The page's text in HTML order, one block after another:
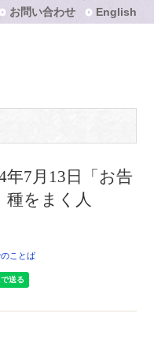
お問い合わせ English
7月13日「お告
をまく人
ことば